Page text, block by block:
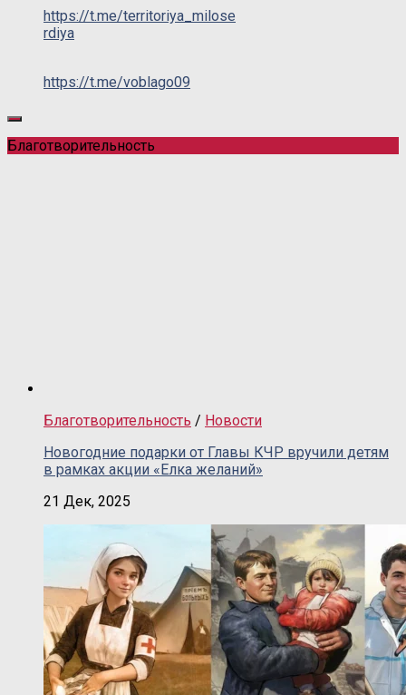
https://t.me/territoriya_milose
rdiya
https://t.me/voblago09
Благотворительность
Благотворительность / Новости
Новогодние подарки от Главы КЧР вручили детям
в рамках акции «Елка желаний»
21 Дек, 2025